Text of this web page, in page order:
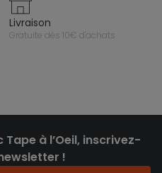
livraison
gratuite dès 10€ d'achats
à l’Oeil, inscrivez-
!